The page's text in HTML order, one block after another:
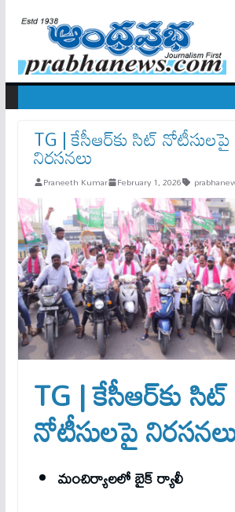
TG | కేసీఆర్‌కు సిట్ నోటీసులపై
నిరసనలు
Praneeth Kumar February 1, 2026
TG | కేసీఆర్‌కు సిట్
నోటీసులపై
మంచిర్యాలలో బైక్ ర్యాలీ